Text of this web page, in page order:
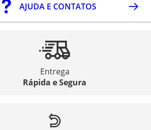
AJUDA E CONTATOS
Entrega
Rápida e Segura